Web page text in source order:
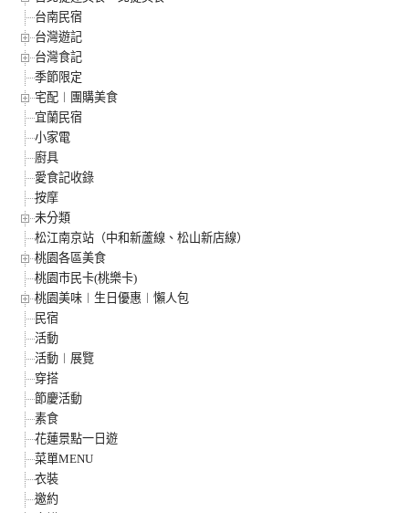
台南民宿
台灣遊記
台灣食記
季節限定
宅配︱團購美食
宜蘭民宿
小家電
廚具
愛食記收錄
按摩
未分類
松江南京站（中和新蘆線、松山新店線）
桃園各區美食
桃園市民卡(桃樂卡)
桃園美味︱生日優惠︱懶人包
民宿
活動
活動︱展覽
穿搭
節慶活動
素食
花蓮景點一日遊
菜單MENU
衣裝
邀約